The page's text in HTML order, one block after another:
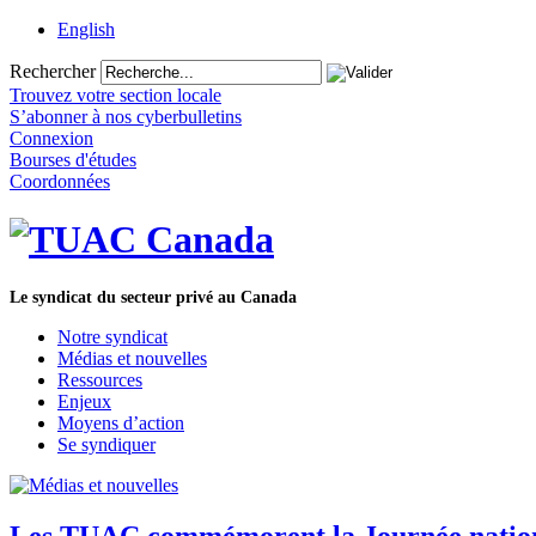
English
Rechercher
Trouvez votre section locale
S’abonner à nos cyberbulletins
Connexion
Bourses d'études
Coordonnées
Le syndicat du secteur privé au Canada
Notre syndicat
Médias et nouvelles
Ressources
Enjeux
Moyens d’action
Se syndiquer